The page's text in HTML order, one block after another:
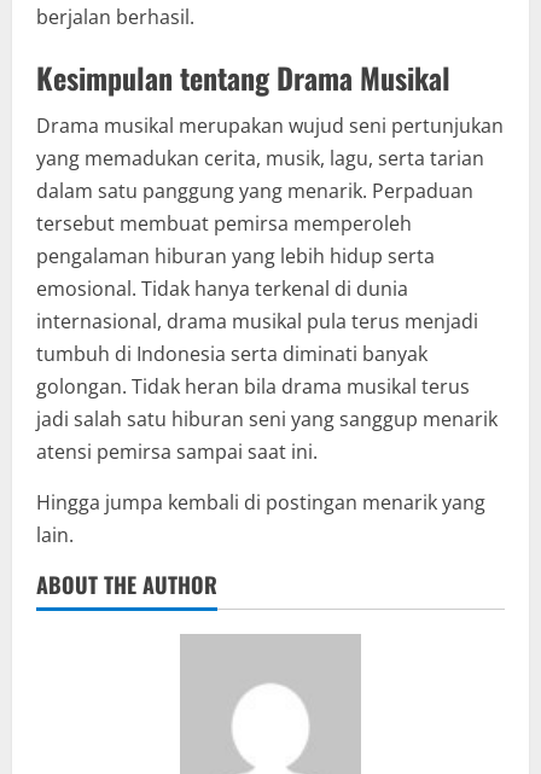
berjalan berhasil.
Kesimpulan tentang Drama Musikal
Drama musikal merupakan wujud seni pertunjukan
yang memadukan cerita, musik, lagu, serta tarian
dalam satu panggung yang menarik. Perpaduan
tersebut membuat pemirsa memperoleh
pengalaman hiburan yang lebih hidup serta
emosional. Tidak hanya terkenal di dunia
internasional, drama musikal pula terus menjadi
tumbuh di Indonesia serta diminati banyak
golongan. Tidak heran bila drama musikal terus
jadi salah satu hiburan seni yang sanggup menarik
atensi pemirsa sampai saat ini.
Hingga jumpa kembali di postingan menarik yang
lain.
ABOUT THE AUTHOR